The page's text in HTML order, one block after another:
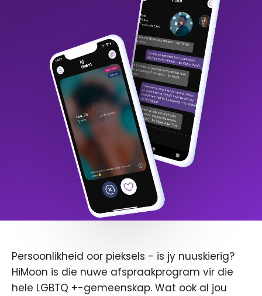
Persoonlikheid oor pieksels - is jy nuuskierig?
HiMoon is die nuwe afspraakprogram vir die
hele LGBTQ +-gemeenskap. Wat ook al jou